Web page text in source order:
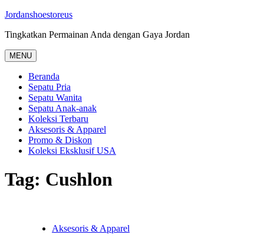
Skip
content
Jordanshoestoreus
Tingkatkan Permainan Anda dengan Gaya Jordan
MENU
Beranda
Sepatu Pria
Sepatu Wanita
Sepatu Anak-anak
Koleksi Terbaru
Aksesoris & Apparel
Promo & Diskon
Koleksi Eksklusif USA
Tag: Cushlon
Aksesoris & Apparel